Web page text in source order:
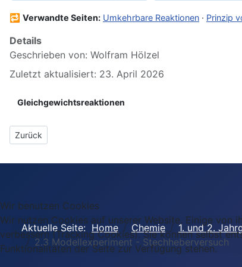
🔁 Verwandte Seiten: Umkehrbare Reaktionen · Prinzip
Details
Geschrieben von: Wolfram Hölzel
Zuletzt aktualisiert: 23. April 2026
Gleichgewichtsreaktionen
Vorheriger Beitrag: 02 Gleichgewichte
Zurück
Aktuelle Seite: Home Chemie 1. und 2.
2.3 Modellexperiment - Stechheberversuch
Wir benutzen Cookies
Wir nutzen Cookies auf unserer Website. Einige von
verbessern (Tracking Cookies). Sie können selbst
Funktionalitäten der Seite zur Verfügung stehen.